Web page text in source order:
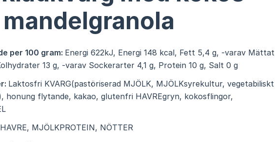
per 100 gram: Energi 622kJ, Energi 148 kcal, Fett 5,4 g, -varav Mättat
13 g, -varav Sockerarter 4,1 g, Protein 10 g, Salt 0 g
Laktosfri KVARG(pastöriserad MJÖLK, MJÖLKsyrekultur, vegetabiliskt
honung flytande, kakao, glutenfri HAVREgryn, kokosflingor,
HAVRE, MJÖLKPROTEIN, NÖTTER